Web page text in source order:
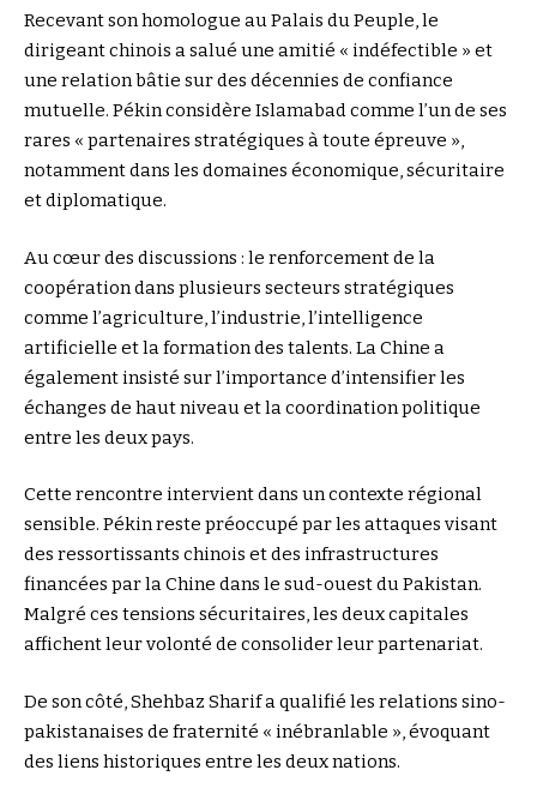
Recevant son homologue au Palais du Peuple, le
dirigeant chinois a salué une amitié « indéfectible » et
une relation bâtie sur des décennies de confiance
mutuelle. Pékin considère Islamabad comme l’un de ses
rares « partenaires stratégiques à toute épreuve »,
notamment dans les domaines économique, sécuritaire
et diplomatique.
Au cœur des discussions : le renforcement de la
coopération dans plusieurs secteurs stratégiques
comme l’agriculture, l’industrie, l’intelligence
artificielle et la formation des talents. La Chine a
également insisté sur l’importance d’intensifier les
échanges de haut niveau et la coordination politique
entre les deux pays.
Cette rencontre intervient dans un contexte régional
sensible. Pékin reste préoccupé par les attaques visant
des ressortissants chinois et des infrastructures
financées par la Chine dans le sud-ouest du Pakistan.
Malgré ces tensions sécuritaires, les deux capitales
affichent leur volonté de consolider leur partenariat.
De son côté, Shehbaz Sharif a qualifié les relations sino-
pakistanaises de fraternité « inébranlable », évoquant
des liens historiques entre les deux nations.